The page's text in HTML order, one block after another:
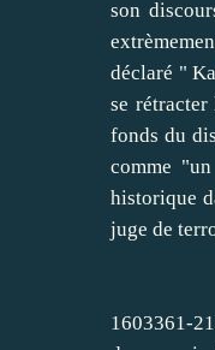
son
déclaré "
se
fonds du
comme
historique
juge de
1603361-